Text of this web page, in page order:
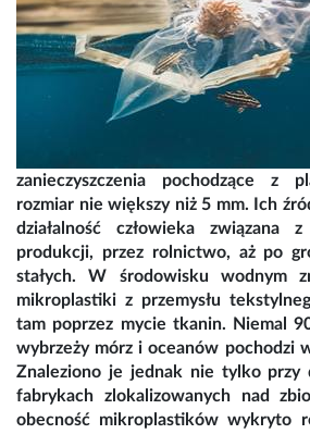
zanieczyszczenia pochodzące z
rozmiar nie większy niż 5 mm. Ich
działalność człowieka związana
produkcji, przez rolnictwo, aż po
stałych. W środowisku wodnym
mikroplastiki z przemysłu
tam poprzez mycie tkanin. Niemal
wybrzeży mórz i oceanów pochodzi
Znaleziono je jednak nie tylko przy
fabrykach zlokalizowanych nad
obecność mikroplastików wykryto